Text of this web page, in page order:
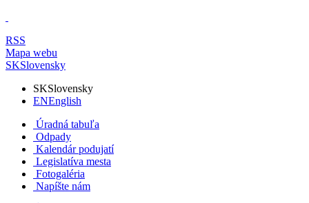
RSS
Mapa webu
SKSlovensky
SKSlovensky
ENEnglish
Úradná tabuľa
Odpady
Kalendár podujatí
Legislatíva mesta
Fotogaléria
Napíšte nám